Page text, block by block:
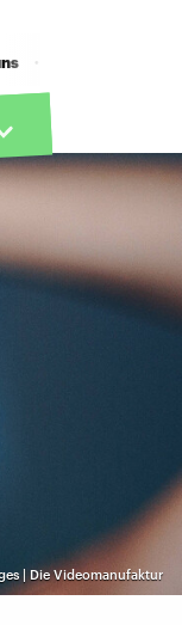
von Kids With
| Die Videomanufaktur